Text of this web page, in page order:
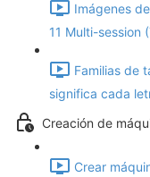
Imágenes
11 Multi-session
Familias de
significa cada
Creación de
Crear